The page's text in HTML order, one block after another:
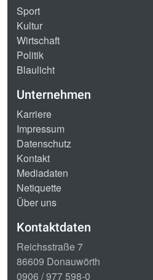
Sport
Kultur
Wirtschaft
Politik
Blaulicht
Unternehmen
Karriere
Impressum
Datenschutz
Kontakt
Mediadaten
Netiquette
Über uns
Kontaktdaten
Reichsstraße 7
86609 Donauwörth
0906 / 977 598-0